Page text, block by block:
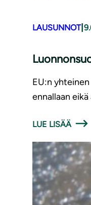
LAUSUNNOT|
EU:n
ennallaan
LUE LISÄÄ